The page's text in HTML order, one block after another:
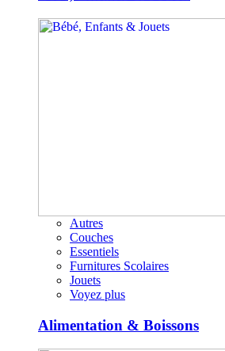
Autres
Couches
Essentiels
Furnitures Scolaires
Jouets
Voyez plus
Alimentation & Boissons